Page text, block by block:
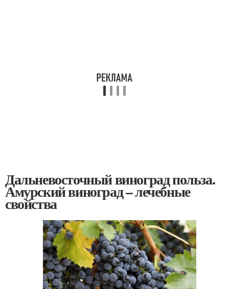
Дальневосточный виноград польза.
Амурский виноград – лечебные
свойства